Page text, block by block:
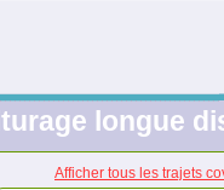
longue
Afficher tous les trajets